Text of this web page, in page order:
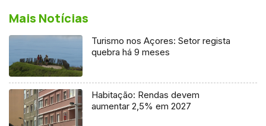
Mais Notícias
Turismo nos Açores: Setor regista
quebra há 9 meses
Habitação: Rendas devem
aumentar 2,5% em 2027